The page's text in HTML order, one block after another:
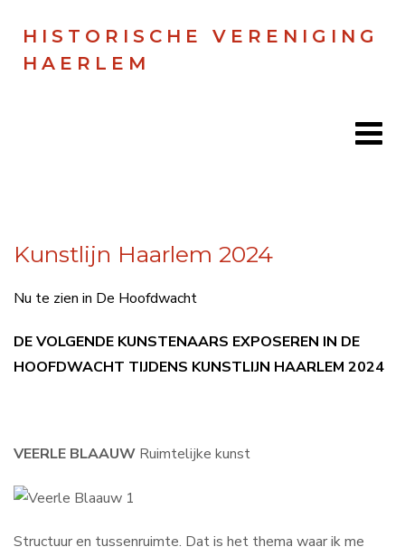
HISTORISCHE VERENIGING
HAERLEM
Doen
Zien
Lezen
Search
Kunstlijn Haarlem 2024
Nu te zien in De Hoofdwacht
DE VOLGENDE KUNSTENAARS EXPOSEREN IN DE
HOOFDWACHT TIJDENS KUNSTLIJN HAARLEM 2024
VEERLE BLAAUW Ruimtelijke kunst
Structuur en tussenruimte. Dat is het thema waar ik me